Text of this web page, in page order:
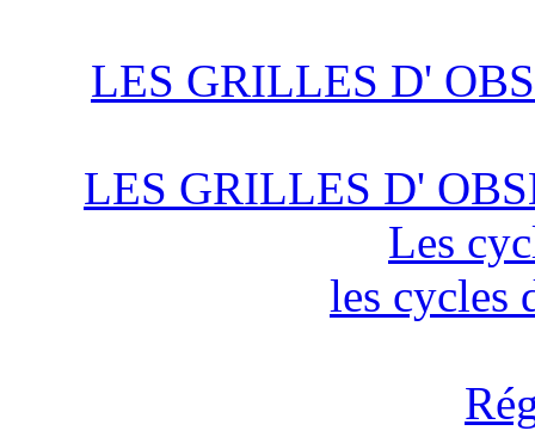
LES GRILLES D'
LES GRILLES D'
Les
les cycles